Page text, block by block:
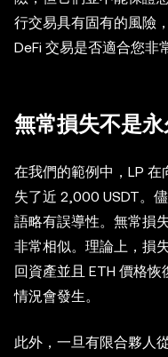
行交易具有固有的風險
DeFi 交易是否適合您非
無常損失不是
在我們的範例中，LP 在
失了近 2,000 USDT。
語略有誤導性。無常損
非常相似。理論上，損
回資產並且 ETH 價格
情況會發生。
此外，一旦有限合夥人